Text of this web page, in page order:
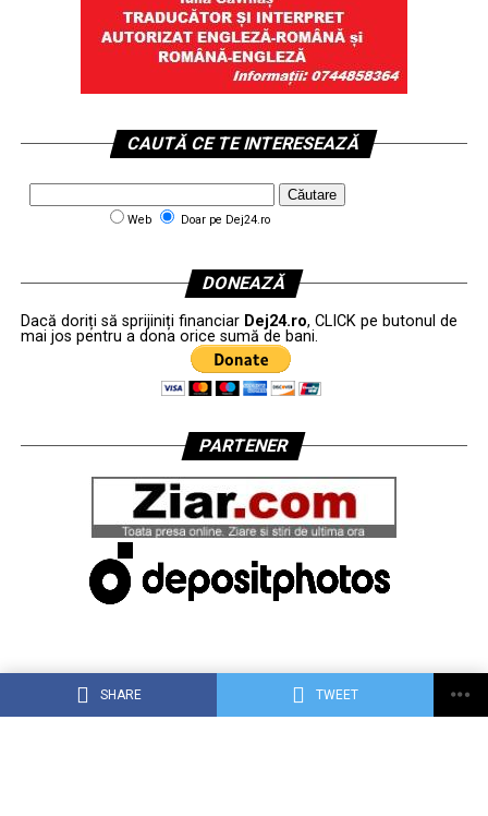
SHARE TWEET
CAUTĂ CE TE INTERESEAZĂ
Web Doar pe Dej24.ro
DONEAZĂ
Dacă doriți să sprijiniți financiar Dej24.ro, CLICK pe butonul de
mai jos pentru a dona orice sumă de bani.
PARTENER